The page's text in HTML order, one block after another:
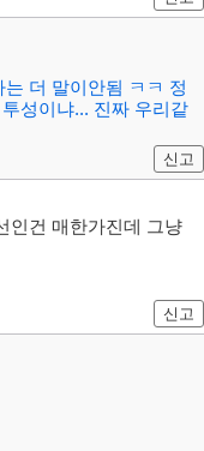
더 말이안됨 ㅋㅋ 정
성이냐... 진짜 우리같
신고
인건 매한가진데 그냥
신고